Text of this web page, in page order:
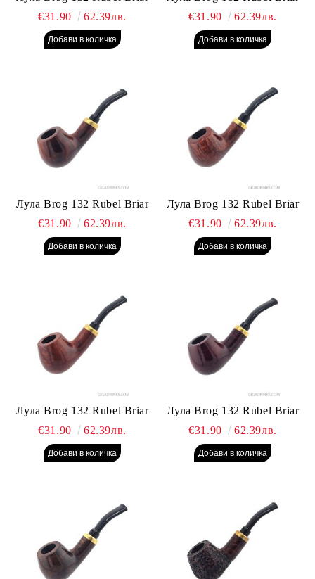
€31.90
62.39лв.
€31.90
62.39лв.
Лула Brog 132 Rubel Briar
€31.90
62.39лв.
Лула Brog 132 Rubel Briar
€31.90
62.39лв.
Лула Brog 132 Rubel Briar
€31.90
62.39лв.
Лула Brog 132 Rubel Briar
€31.90
62.39лв.